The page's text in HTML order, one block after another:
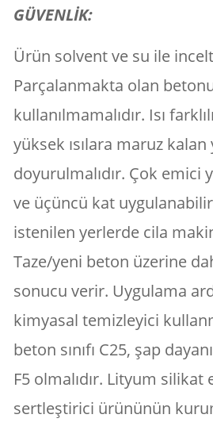
GÜVENLİK:
Ürün solvent ve su ile
Parçalanmakta olan
kullanılmamalıdır. Isı
yüksek ısılara maruz
doyurulmalıdır. Çok emici
ve üçüncü kat
istenilen yerlerde cila
Taze/yeni beton üzerine
sonucu verir. Uygulama
kimyasal temizleyici
beton sınıfı C25, şap
F5 olmalıdır. Lityum silikat
sertleştirici ürününün